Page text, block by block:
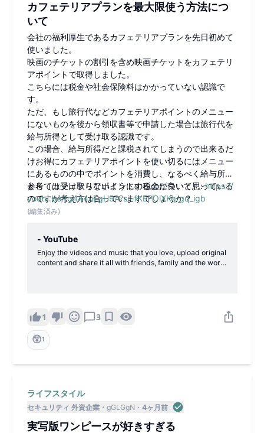
カフェテリアプランを最大限使う方法につ
いて
会社の福利厚生であるカフェテリアプランを先日初めて
使いました。
映画のチケットの割引を含め映画チケットをカフェテリ
アポイントで取得しました。
こちらには税金や社会保険料はかかっていない認識で
す。
ただ、もし旅行代などカフェテリアポイントのメニュー
にないものを後から領収書等で申請した場合は旅行代を
給与所得として受け取る認識です。
この場合、給与所得だと課税されてしまうので出来るだ
けお得にカフェテリアポイントを使い切るにはメニュー
にあるものの中でポイントを消費し、なるべく給与所得
としては受け取らないようにするのが良いと思っている
のですが考え方は合っていますでしょうか？
参考（カフェテリアポイントの税金について）:https://
youtu.be/fg444uEgH9A?si=fKEPOlXKqrgq_igb
(編集済み)
- YouTube
Enjoy the videos and music that you love, upload original
content and share it all with friends, family and the world
1 3
😲1
ライフスタイル
セキュリティ 外資企業 gGLGgN 4ヶ月前
実写版ワンピースが好きすぎる